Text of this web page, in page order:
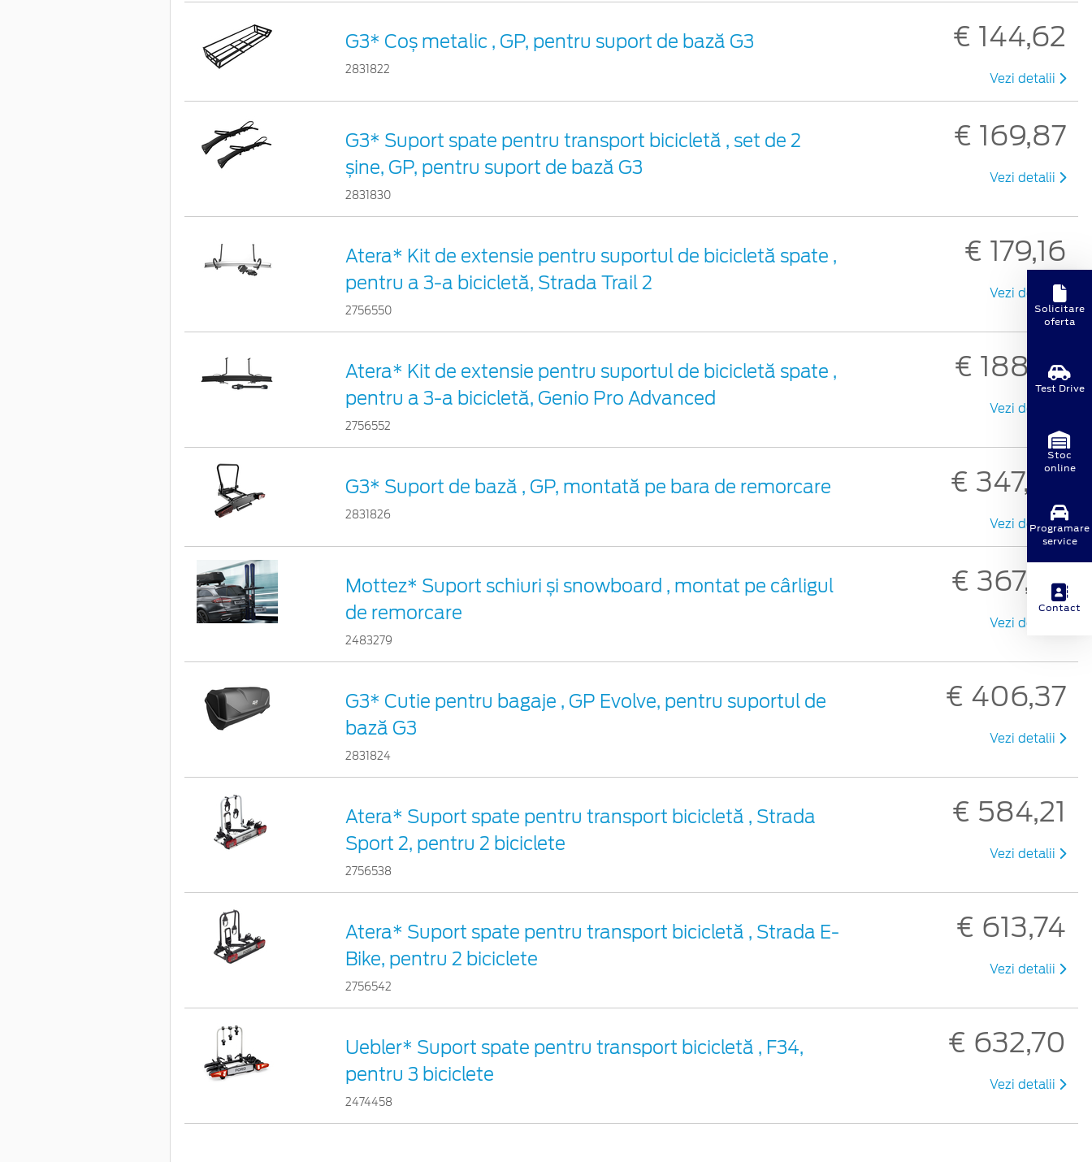
G3* Coș metalic , GP, pentru suport de bază G3
2831822
€ 144,62
Vezi detalii
G3* Suport spate pentru transport bicicletă , set de 2
șine, GP, pentru suport de bază G3
2831830
€ 169,87
Vezi detalii
Atera* Kit de extensie pentru suportul de bicicletă spate ,
pentru a 3-a bicicletă, Strada Trail 2
2756550
€ 179,16
Vezi detalii
Atera* Kit de extensie pentru suportul de bicicletă spate ,
pentru a 3-a bicicletă, Genio Pro Advanced
2756552
€ 188,01
Vezi detalii
G3* Suport de bază , GP, montată pe bara de remorcare
2831826
€ 347,69
Vezi detalii
Mottez* Suport schiuri și snowboard , montat pe cârligul
de remorcare
2483279
€ 367,94
Vezi detalii
G3* Cutie pentru bagaje , GP Evolve, pentru suportul de
bază G3
2831824
€ 406,37
Vezi detalii
Atera* Suport spate pentru transport bicicletă , Strada
Sport 2, pentru 2 biciclete
2756538
€ 584,21
Vezi detalii
Atera* Suport spate pentru transport bicicletă , Strada E-
Bike, pentru 2 biciclete
2756542
€ 613,74
Vezi detalii
Uebler* Suport spate pentru transport bicicletă , F34,
pentru 3 biciclete
2474458
€ 632,70
Vezi detalii
Solicitare
oferta
Test Drive
Stoc
online
Programare
service
Contact